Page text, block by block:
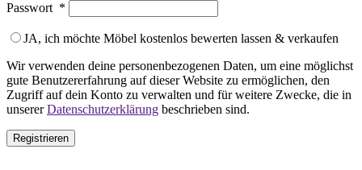
Passwort *
JA, ich möchte Möbel kostenlos bewerten lassen & verkaufen
Wir verwenden deine personenbezogenen Daten, um eine möglichst
gute Benutzererfahrung auf dieser Website zu ermöglichen, den
Zugriff auf dein Konto zu verwalten und für weitere Zwecke, die in
unsererDatenschutzerklärung beschrieben sind.
Registrieren